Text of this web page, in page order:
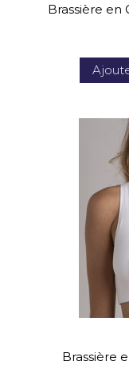
Brassière en
Brassière